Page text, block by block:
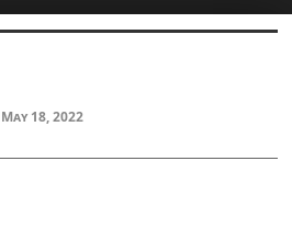
May 18, 2022
케치북5
케치북5